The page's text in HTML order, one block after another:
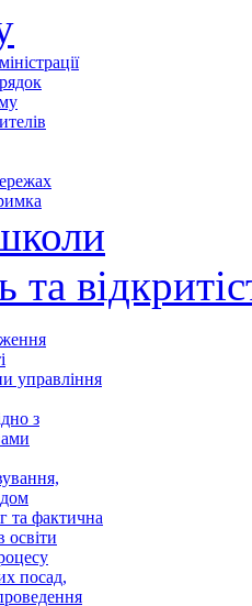
та
управління
з
та фактична
освіти
посад,